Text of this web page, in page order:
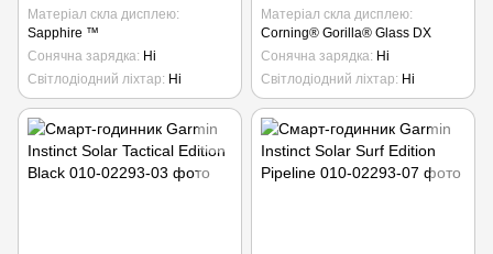
Матеріал скла дисплею
Sapphire ™
Сонячна зарядка Ні
Світлодіодний ліхтар Ні
Матеріал скла дисплею
Corning® Gorilla® Glass DX
Сонячна зарядка Ні
Світлодіодний ліхтар Ні